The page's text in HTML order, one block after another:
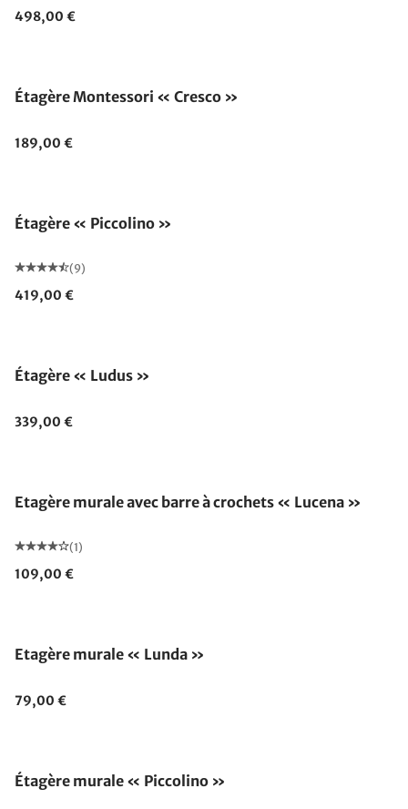
498,00 €
Étagère Montessori « Cresco »
189,00 €
Étagère « Piccolino »
(9)
419,00 €
Étagère « Ludus »
339,00 €
Etagère murale avec barre à crochets « Lucena »
(1)
109,00 €
Etagère murale « Lunda »
79,00 €
Étagère murale « Piccolino »